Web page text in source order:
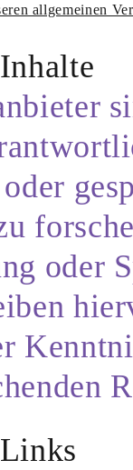
allgemeinen
oder